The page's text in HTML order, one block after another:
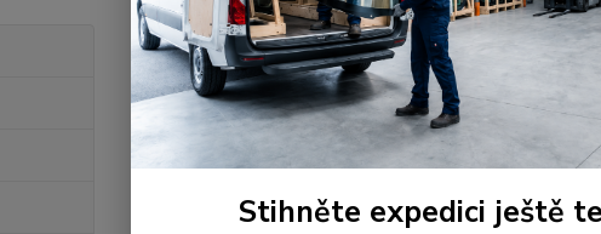
Úvod Renault Čelní Sklo - RENAULT LAGUNA I HB'93/
Čelní Sklo - RENAULT
Stihněte expedici ještě